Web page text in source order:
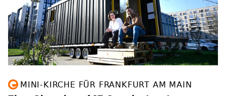
MINI-KIRCHE FÜR FRANKFURT AM MAIN